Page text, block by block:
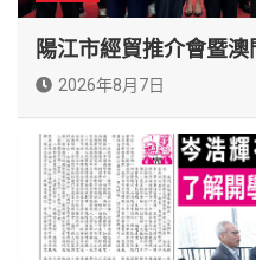
陽江市經貿推介會暨
2026年8月7日